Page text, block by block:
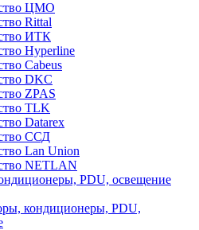
ЦМО
Rittal
ИТК
Hyperline
Cabeus
DKC
ZPAS
TLK
Datarex
ССД
Lan Union
NETLAN
PDU, освещение
кондиционеры, PDU,